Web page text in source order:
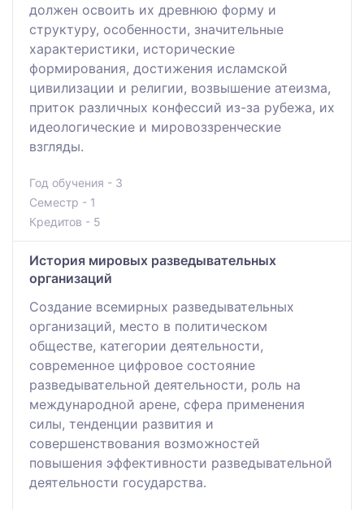
должен освоить их древнюю форму и
структуру, особенности, значительные
характеристики, исторические
формирования, достижения исламской
цивилизации и религии, возвышение атеизма,
приток различных конфессий из-за рубежа, их
идеологические и мировоззренческие
взгляды.
Год обучения - 3
Семестр - 1
Кредитов - 5
История мировых разведывательных
организаций
Создание всемирных разведывательных
организаций, место в политическом
обществе, категории деятельности,
современное цифровое состояние
разведывательной деятельности, роль на
международной арене, сфера применения
силы, тенденции развития и
совершенствования возможностей
повышения эффективности разведывательной
деятельности государства.